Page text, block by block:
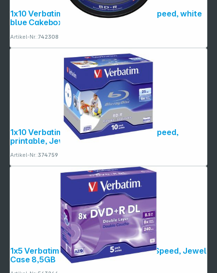
1x10 Verbatim BD-R Blu-Ray 25GB 6x Speed, white
blue Cakebox
Artikel-Nr.:742308
1x10 Verbatim BD-R Blu-Ray 25GB 6x Speed,
printable, Jewel Case
Artikel-Nr.:374759
1x5 Verbatim DVD+R Double Layer 8x Speed, Jewel
Case 8,5GB
Folgen Sie uns auf